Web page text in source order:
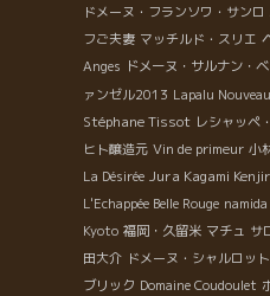
ドメーヌ・フランソワ・サンロ
フご夫妻 マッチルド・スリエ
Anges ドメーヌ・サルナン・
ァンゼル2013 Lapalu
Stéphane Tissot レシャッペ
ヒト醸造元 Vin de primeur 小
La Désirée Jura Kagami
L'Echappée Belle Rouge namida
Kyoto 福岡・久留米 マチュ サ
田大介 ドメーヌ・シャルロッ
ブリック Domaine Coudoulet